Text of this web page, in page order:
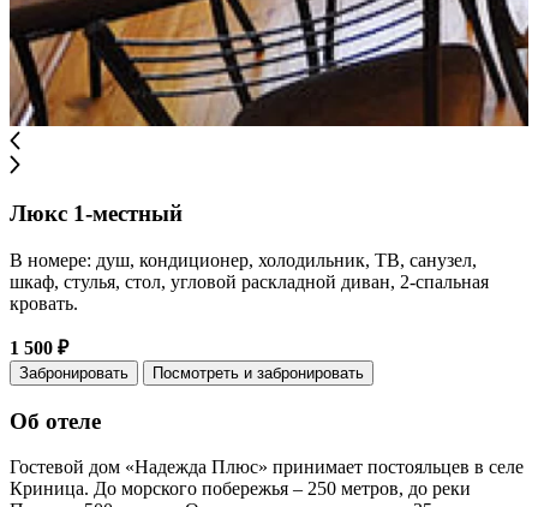
Люкс 1-местный
В номере: душ, кондиционер, холодильник, ТВ, санузел,
шкаф, стулья, стол, угловой раскладной диван, 2-спальная
кровать.
1 500 ₽
Забронировать Посмотреть и забронировать
Об отеле
Гостевой дом «Надежда Плюс» принимает постояльцев в селе
Криница. До морского побережья – 250 метров, до реки